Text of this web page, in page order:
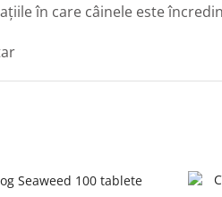
în care câinele este